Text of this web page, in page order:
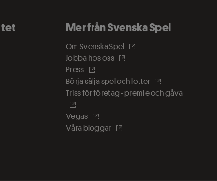
Mer från Svenska Spel
Om Svenska Spel
Jobba hos oss
Press
Börja sälja spel och lotter
Triss för företag - premie och gåva
Vegas
Våra bloggar